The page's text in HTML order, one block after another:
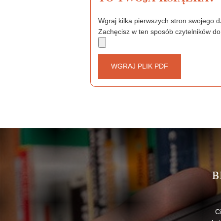
Wgraj kilka pierwszych stron swojego
Zachęcisz w ten sposób czytelników
WGRAJ PLIK PDF